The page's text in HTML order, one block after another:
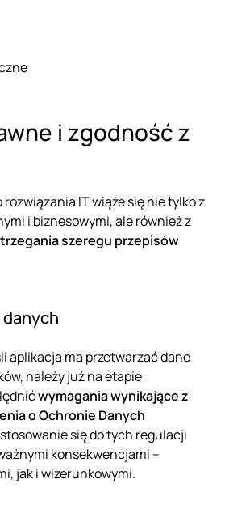
i zgodność z
rozwiązania IT wiąże się nie tylko z
i biznesowymi, ale również z
szeregu przepisów
danych
aplikacja ma przetwarzać dane
należy już na etapie
wymagania wynikające z
o Ochronie Danych
się do tych regulacji
konsekwencjami –
jak i wizerunkowymi.